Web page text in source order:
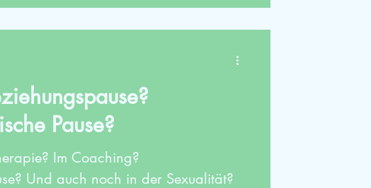
Pause?
Im Coaching?
Und auch noch in der Sexualität?